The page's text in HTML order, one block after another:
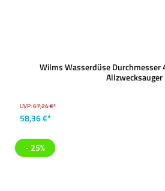
Wilms Wasserdüse Durchmesser
Allzwecksauger
UVP:67,24 €*
58,36 €*
- 25%